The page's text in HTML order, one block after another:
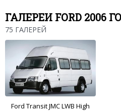
ГАЛЕРЕИ FORD 2006
75 ГАЛЕРЕЙ
Ford Transit JMC LWB High